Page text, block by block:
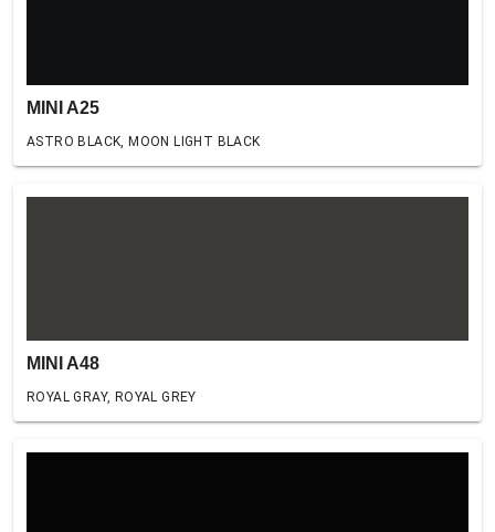
MINI A25
ASTRO BLACK, MOON LIGHT BLACK
MINI A48
ROYAL GRAY, ROYAL GREY